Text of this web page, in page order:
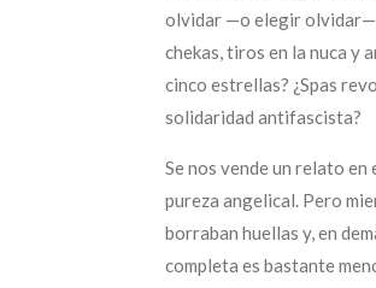
olvidar —o elegir olvidar—
chekas, tiros en la nuca y
cinco estrellas? ¿Spas
solidaridad antifascista?
Se nos vende un relato
pureza angelical. Pero
borraban huellas y, en
completa es bastante